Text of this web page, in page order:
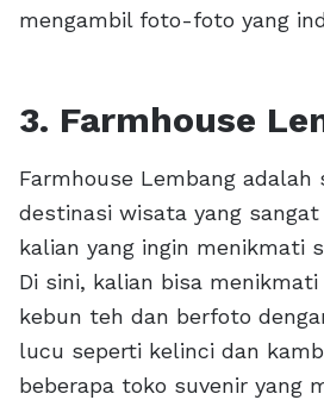
mengambil foto-foto yang
3. Farmhouse
Farmhouse Lembang adalah
destinasi wisata yang
kalian yang ingin menikmati
Di sini, kalian bisa menikmati
kebun teh dan berfoto
lucu seperti kelinci dan
beberapa toko suvenir yang